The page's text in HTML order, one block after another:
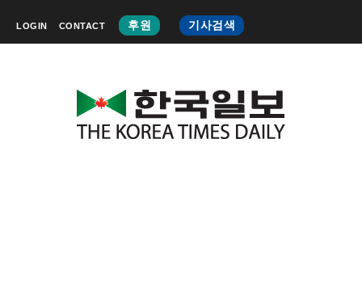
LOGIN CONTACT 후원 기사검색